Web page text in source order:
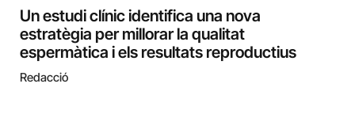
Un estudi clínic identifica una nova
estratègia per millorar la qualitat
espermàtica i els resultats reproductius
Redacció